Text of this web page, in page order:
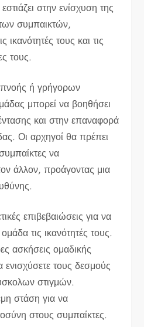
στην ενίσχυση της
συμπαικτών,
ικανότητές τους και τις
τους.
ή γρήγορων
μπορεί να βοηθήσει
και στην επαναφορά
Οι αρχηγοί θα πρέπει
να
άλλον, προάγοντας μια
επιβεβαιώσεις για να
τις ικανότητές τους.
ασκήσεις ομαδικής
ενισχύσετε τους δεσμούς
στιγμών.
στάση για να
στους συμπαίκτες.